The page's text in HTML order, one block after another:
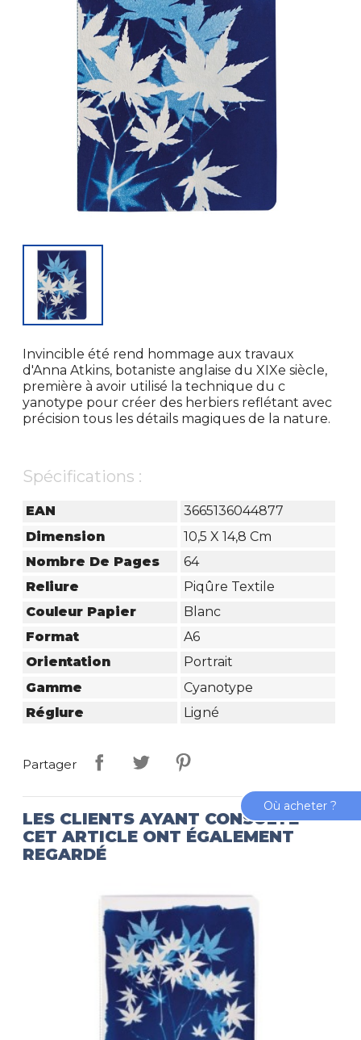
Invincible été rend hommage aux travaux
d'Anna Atkins, botaniste anglaise du XIXe siècle,
première à avoir utilisé la technique du c
yanotype pour créer des herbiers reflétant avec
précision tous les détails magiques de la nature.
Spécifications :
EAN
3665136044877
Dimension
10,5 X 14,8 Cm
Nombre De Pages
64
Reliure
Piqûre Textile
Couleur Papier
Blanc
Format
A6
Orientation
Portrait
Gamme
Cyanotype
Réglure
Ligné
Partager
LES CLIENTS AYANT CONSULTÉ
CET ARTICLE ONT ÉGALEMENT
REGARDÉ
Où acheter ?